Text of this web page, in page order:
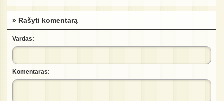
» Rašyti komentarą
Vardas:
Komentaras: